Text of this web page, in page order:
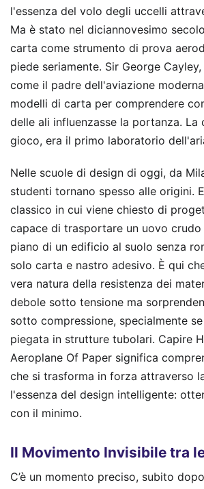
l'essenza del volo degli uccelli
Ma è stato nel diciannovesimo
carta come strumento di prova
piede seriamente. Sir George
come il padre dell'aviazione
modelli di carta per comprendere
delle ali influenzasse la portanza. La
gioco, era il primo laboratorio
Nelle scuole di design di oggi, da
studenti tornano spesso alle origini.
classico in cui viene chiesto di
capace di trasportare un uovo crudo
piano di un edificio al suolo senza
solo carta e nastro adesivo. È qui
vera natura della resistenza dei
debole sotto tensione ma
sotto compressione, specialmente
piegata in strutture tubolari. Capire
Aeroplane Of Paper significa
che si trasforma in forza attraverso
l'essenza del design intelligente:
con il minimo.
Il Movimento Invisibile tra
C’è un momento preciso, subito